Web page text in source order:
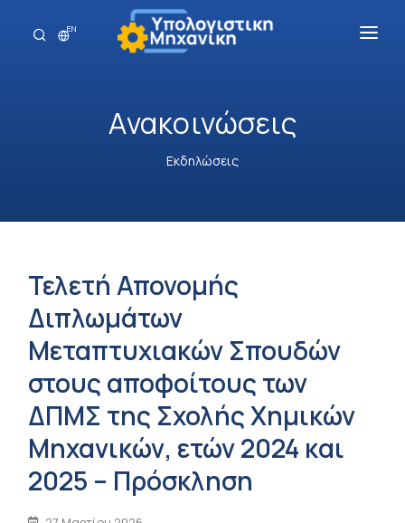
EN
Ανακοινώσεις
Εκδηλώσεις
Τελετή Απονομής
Διπλωμάτων
Μεταπτυχιακών Σπουδών
στους αποφοίτους των
ΔΠΜΣ της Σχολής Χημικών
Μηχανικών, ετών 2024 και
2025 – Πρόσκληση